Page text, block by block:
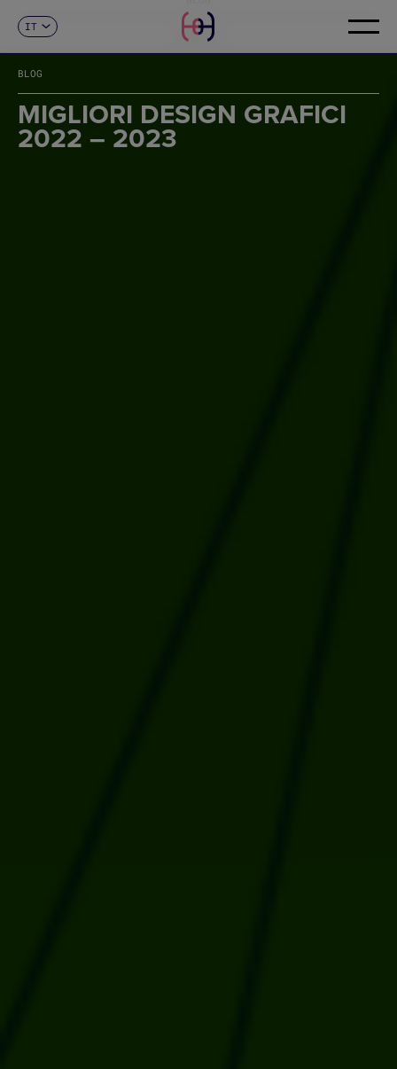
EN
FR
DE
IT
PT
CONTATTI
BLOG
MIGLIORI DESIGN GRAFICI
2022 – 2023